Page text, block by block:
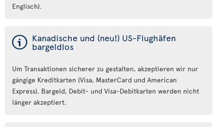
Englisch).
ý Kanadische und (neu!) US-Flughäfen
bargeldlos
Um Transaktionen sicherer zu gestalten, akzeptieren wir nur
gängige Kreditkarten (Visa, MasterCard und American
Express). Bargeld, Debit- und Visa-Debitkarten werden nicht
länger akzeptiert.